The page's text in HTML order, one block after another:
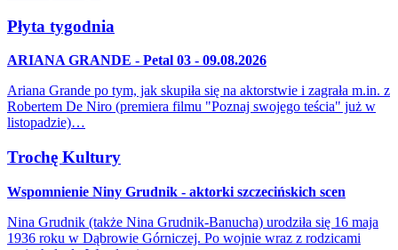
Płyta tygodnia
ARIANA GRANDE - Petal 03 - 09.08.2026
Ariana Grande po tym, jak skupiła się na aktorstwie i zagrała m.in. z
Robertem De Niro (premiera filmu "Poznaj swojego teścia" już w
listopadzie)…
Trochę Kultury
Wspomnienie Niny Grudnik - aktorki szczecińskich scen
Nina Grudnik (także Nina Grudnik-Banucha) urodziła się 16 maja
1936 roku w Dąbrowie Górniczej. Po wojnie wraz z rodzicami